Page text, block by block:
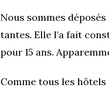
Nous sommes déposés
tantes. Elle l’a fait
pour 15 ans.
Comme tous les